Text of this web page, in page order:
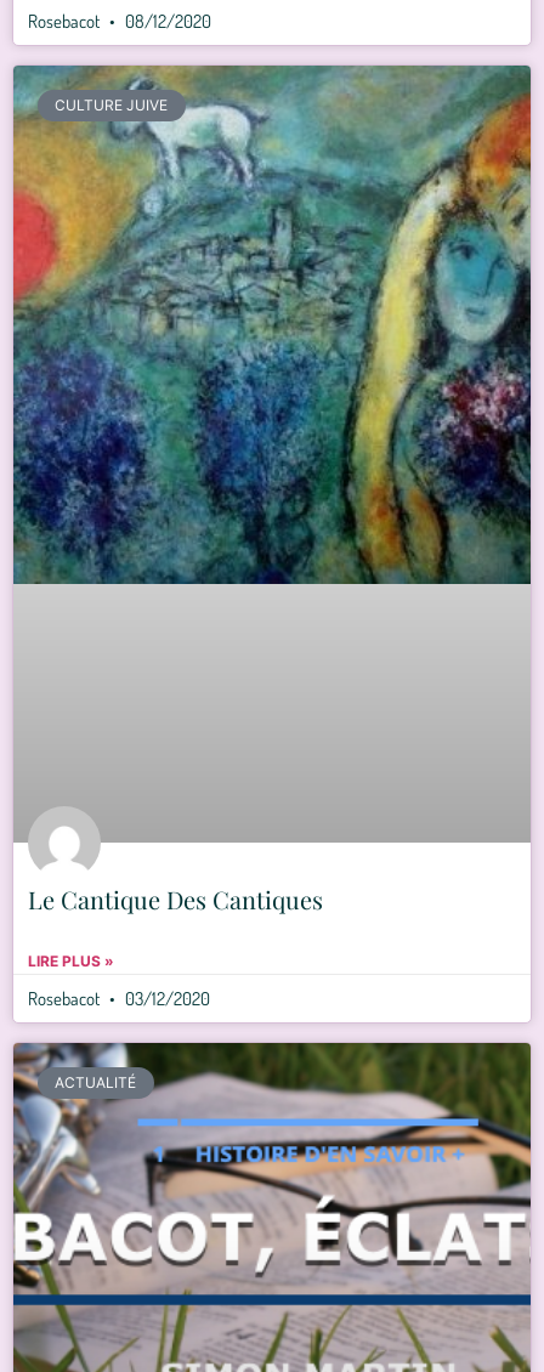
Rosebacot 08/12/2020
CULTURE JUIVE
Le Cantique Des Cantiques
LIRE PLUS »
Rosebacot 03/12/2020
ACTUALITÉ